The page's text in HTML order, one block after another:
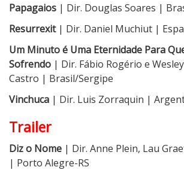
Papagaios | Dir. Douglas Soares |
Resurrexit| Dir. Daniel Muchiut |
Um Minuto é Uma Eternidade Para
Sofrendo | Dir. Fábio Rogério e
Castro | Brasil/Sergipe
Vinchuca | Dir. Luis Zorraquin |
Trailer
Diz o Nome | Dir. Anne Plein, Lau
| Porto Alegre-RS